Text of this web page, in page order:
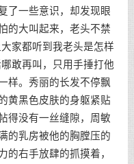
了一些意识，却发现眼
的大叫起来，老头不禁
家都听到我老头是怎样
敢再叫，只用手捶打他
样。秀丽的长发不停飘
黄黑色皮肤的身躯紧贴
得没有一丝缝隙，周敏
的乳房被他的胸膛压的
的右手放肆的抓摸着，